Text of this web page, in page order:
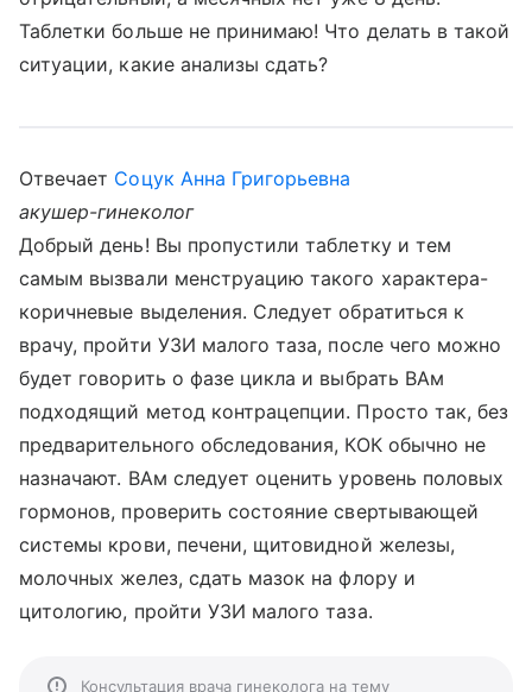
Таблетки больше не принимаю! Что делать в такой
ситуации, какие анализы сдать?
Отвечает Соцук Анна Григорьевна
акушер-гинеколог
Добрый день! Вы пропустили таблетку и тем
самым вызвали менструацию такого характера-
коричневые выделения. Следует обратиться к
врачу, пройти УЗИ малого таза, после чего можно
будет говорить о фазе цикла и выбрать ВАм
подходящий метод контрацепции. Просто так, без
предварительного обследования, КОК обычно не
назначают. ВАм следует оценить уровень половых
гормонов, проверить состояние свертывающей
системы крови, печени, щитовидной железы,
молочных желез, сдать мазок на флору и
цитологию, пройти УЗИ малого таза.
Консультация врача гинеколога на тему